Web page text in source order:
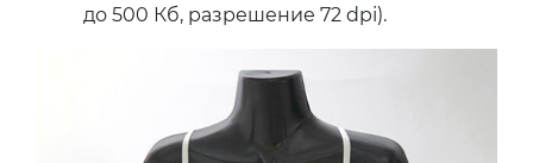
до 500 Кб, разрешение 72 dpi).